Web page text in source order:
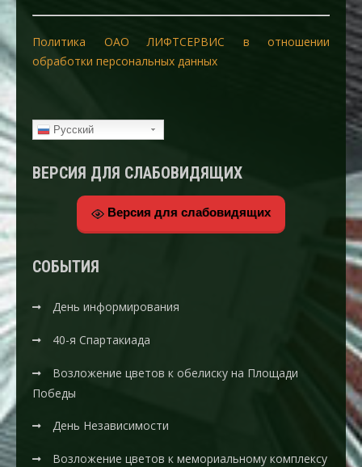
Политика ОАО ЛИФТСЕРВИС в отношении
обработки персональных данных
Русский
ВЕРСИЯ ДЛЯ СЛАБОВИДЯЩИХ
Версия для слабовидящих
CОБЫТИЯ
День информирования
40-я Спартакиада
Возложение цветов к обелиску на Площади
Победы
День Независимости
Возложение цветов к мемориальному комплексу